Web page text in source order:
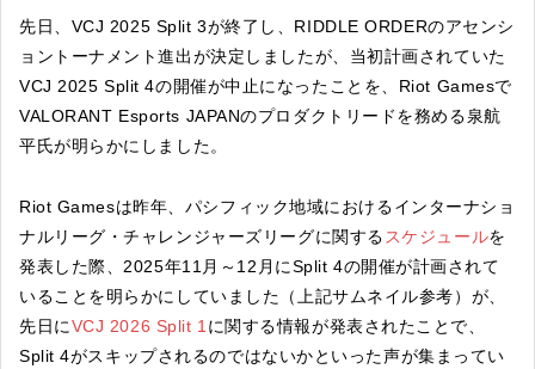
先日、VCJ 2025 Split 3が終了し、RIDDLE ORDERのアセンシ
ョントーナメント進出が決定しましたが、当初計画されていた
VCJ 2025 Split 4の開催が中止になったことを、Riot Gamesで
VALORANT Esports JAPANのプロダクトリードを務める泉航
平氏が明らかにしました。
Riot Gamesは昨年、パシフィック地域におけるインターナショ
ナルリーグ・チャレンジャーズリーグに関するスケジュールを
発表した際、2025年11月～12月にSplit 4の開催が計画されて
いることを明らかにしていました（上記サムネイル参考）が、
先日にVCJ 2026 Split 1に関する情報が発表されたことで、
Split 4がスキップされるのではないかといった声が集まってい